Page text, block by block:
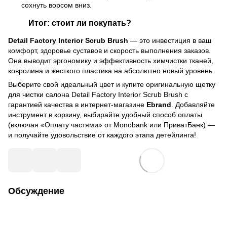
сохнуть ворсом вниз.
Итог: стоит ли покупать?
Detail Factory Interior Scrub Brush — это инвестиция в ваш
комфорт, здоровье суставов и скорость выполнения заказов.
Она выводит эргономику и эффективность химчистки тканей,
ковролина и жесткого пластика на абсолютно новый уровень.
Выберите свой идеальный цвет и купите оригинальную щетку
для чистки салона Detail Factory Interior Scrub Brush с
гарантией качества в интернет-магазине Ebrand . Добавляйте
инструмент в корзину, выбирайте удобный способ оплаты
(включая «Оплату частями» от Monobank или ПриватБанк) —
и получайте удовольствие от каждого этапа детейлинга!
Обсуждение